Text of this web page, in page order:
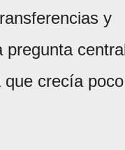
y
pregunta
que crecía poco